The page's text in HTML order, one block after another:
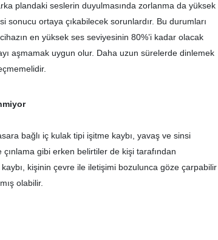
plandaki seslerin duyulmasında zorlanma da yüksek
sonucu ortaya çıkabilecek sorunlardır. Bu durumları
en yüksek ses seviyesinin 80%’i kadar olacak
aşmamak uygun olur. Daha uzun sürelerde dinlemek
bağlı iç kulak tipi işitme kaybı, yavaş ve sinsi
gibi erken belirtiler de kişi tarafından
kişinin çevre ile iletişimi bozulunca göze çarpabilir
olabilir.